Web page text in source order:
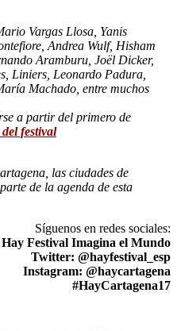
Vargas Llosa, Yanis
Andrea Wulf, Hisham
Aramburu, Joël Dicker,
Liniers, Leonardo Padura,
Machado, entre muchos
a partir del primero de
festival
las ciudades de
de la agenda de esta
Síguenos en redes sociales:
Festival Imagina el Mundo
Twitter: @hayfestival_esp
Instagram: @haycartagena
#HayCartagena17